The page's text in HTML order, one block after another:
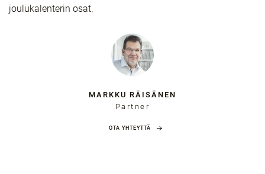
joulukalenterin osat.
MARKKU RÄISÄNEN
Partner
OTA YHTEYTTÄ